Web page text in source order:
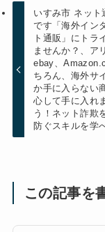
いすみ市 ネット
です「海外イン
ト通販」にトラ
ませんか？、ア
ebay、
ちろん、海外サ
か手に入らない
心して手に入れ
う！ネット詐欺
防ぐスキルを学
この記事を